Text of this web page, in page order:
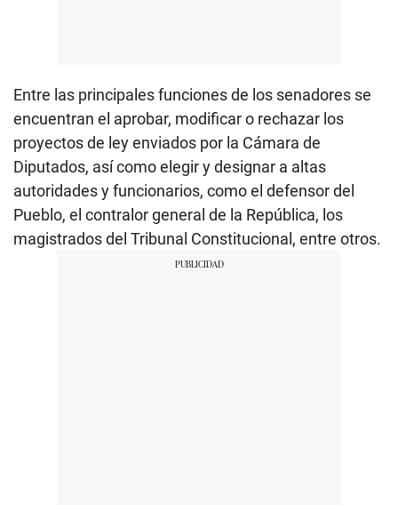
Entre las principales funciones de los senadores se
encuentran el aprobar, modificar o rechazar los
proyectos de ley enviados por la Cámara de
Diputados, así como elegir y designar a altas
autoridades y funcionarios, como el defensor del
Pueblo, el contralor general de la República, los
magistrados del Tribunal Constitucional, entre otros.